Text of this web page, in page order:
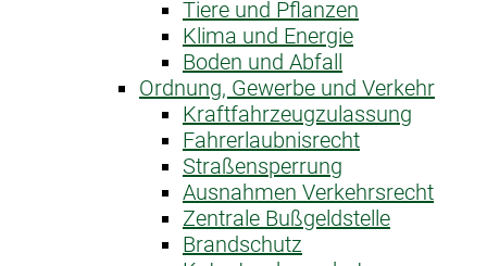
Tiere und Pflanzen
Klima und Energie
Boden und Abfall
Ordnung, Gewerbe und Verkehr
Kraftfahrzeug­zulassung
Fahrerlaubnis­recht
Straßensperrung
Ausnahme­n Verkehrsrecht
Zentrale Bußgeldstelle
Brandschutz